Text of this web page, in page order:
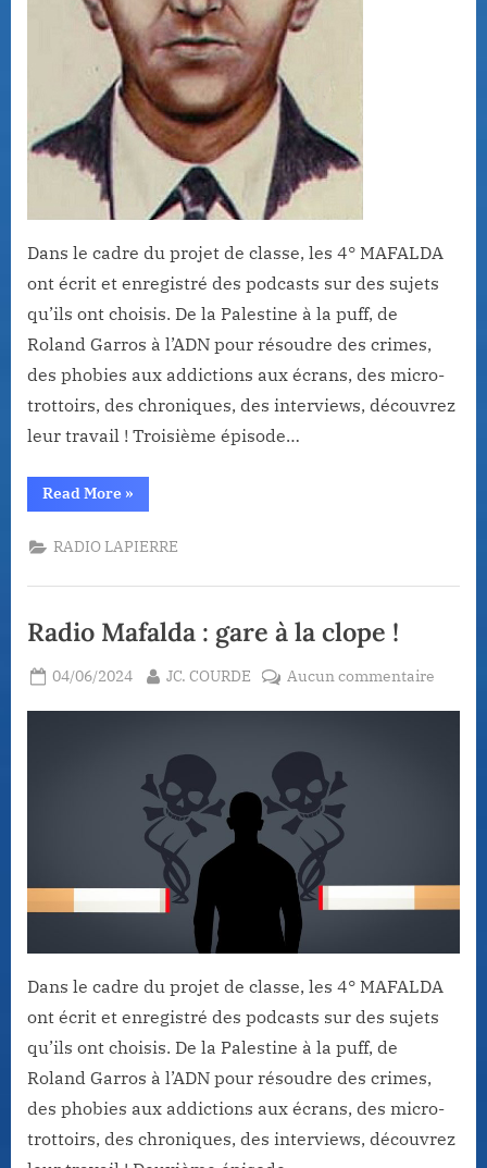
Dans le cadre du projet de classe, les 4° MAFALDA
ont écrit et enregistré des podcasts sur des sujets
qu’ils ont choisis. De la Palestine à la puff, de
Roland Garros à l’ADN pour résoudre des crimes,
des phobies aux addictions aux écrans, des micro-
trottoirs, des chroniques, des interviews, découvrez
leur travail ! Troisième épisode…
Read More“Radio
Mafalda
un
détournement
jamais
»
RADIO LAPIERRE
Radio Mafalda : gare à la clope !
Posted
04/06/2024 By
JC. COURDE Aucun commentairesur
Dans le cadre du projet de classe, les 4° MAFALDA
ont écrit et enregistré des podcasts sur des sujets
qu’ils ont choisis. De la Palestine à la puff, de
Roland Garros à l’ADN pour résoudre des crimes,
des phobies aux addictions aux écrans, des micro-
trottoirs, des chroniques, des interviews, découvrez